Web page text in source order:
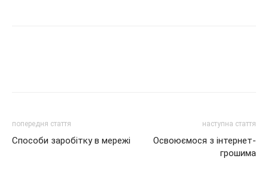
попередня стаття
Способи заробітку в мережі
наступна стаття
Освоюємося з інтернет-
грошима